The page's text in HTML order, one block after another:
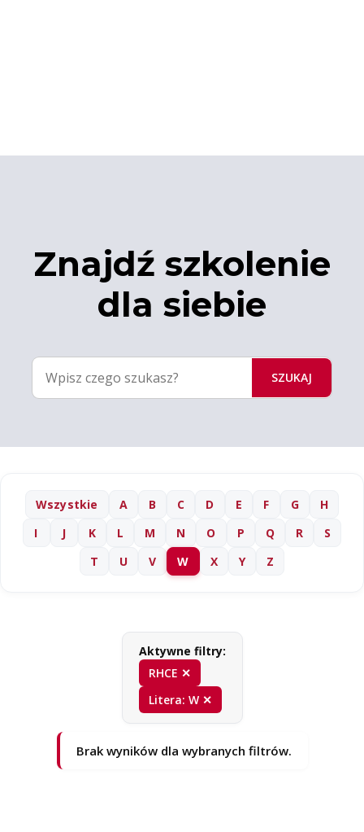
Znajdź szkolenie
dla siebie
SZUKAJ
Wszystkie A B C D E F G
H
I
J K L M N O P Q R
S
T
U V W X Y Z
Aktywne filtry:
RHCE ✕
Litera: W ✕
Brak wyników dla wybranych filtrów.